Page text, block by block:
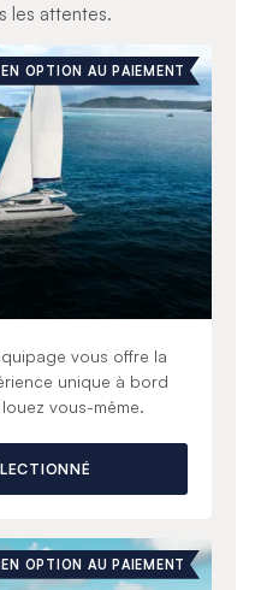
les attentes.
OPTION AU PAIEMENT
vous offre la
unique à bord
vous-même.
OPTION AU PAIEMENT